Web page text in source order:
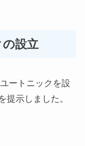
設立
ートニックを設
提示しました。